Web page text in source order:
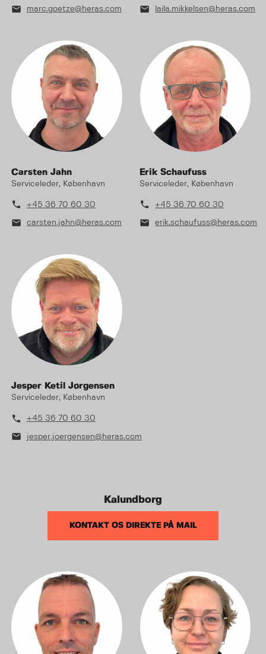
mail marc.goetze@heras.com mail laila.mikkelsen@heras.com
Carsten Jahn
Serviceleder, København
phone +45 36 70 60 30
mail carsten.jahn@heras.com
Erik Schaufuss
Serviceleder, København
phone +45 36 70 60 30
mail erik.schaufuss@heras.com
Jesper Ketil Jørgensen
Serviceleder, København
phone +45 36 70 60 30
mail jesper.joergensen@heras.com
Kalundborg
KONTAKT OS DIREKTE PÅ MAIL